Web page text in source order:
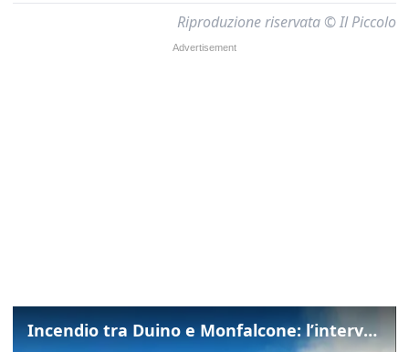
Riproduzione riservata © Il Piccolo
Incendio tra Duino e Monfalcone: l’intervento dei vigili del fuoco